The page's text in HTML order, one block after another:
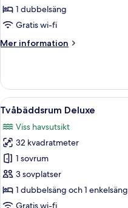
1 dubbelsäng
Gratis wi-fi
Mer information
Mer
dubbelrum
Öppna
alla
foton
för
Tvåbäddsrum
Deluxe
6
Tvåbäddsrum Deluxe
Viss havsutsikt
32 kvadratmeter
1 sovrum
3 sovplatser
1 dubbelsäng och 1 enkelsäng
Gratis wi-fi